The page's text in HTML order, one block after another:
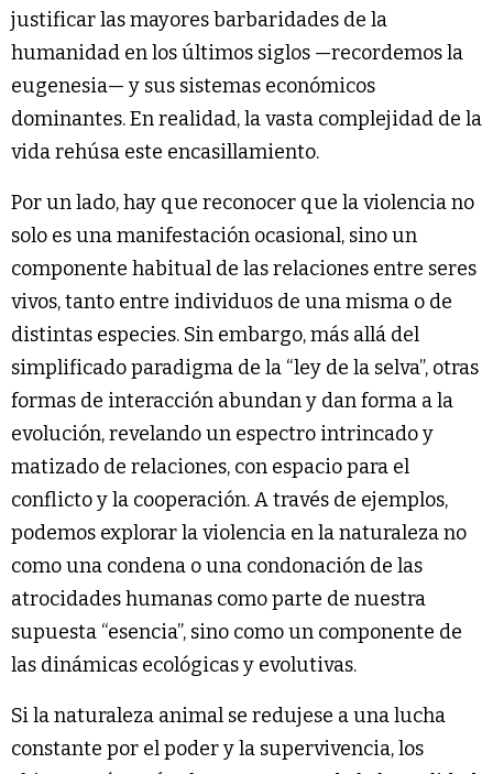
justificar las mayores barbaridades de la
humanidad en los últimos siglos —recordemos la
eugenesia— y sus sistemas económicos
dominantes. En realidad, la vasta complejidad de la
vida rehúsa este encasillamiento.
Por un lado, hay que reconocer que la violencia no
solo es una manifestación ocasional, sino un
componente habitual de las relaciones entre seres
vivos, tanto entre individuos de una misma o de
distintas especies. Sin embargo, más allá del
simplificado paradigma de la “ley de la selva”, otras
formas de interacción abundan y dan forma a la
evolución, revelando un espectro intrincado y
matizado de relaciones, con espacio para el
conflicto y la cooperación. A través de ejemplos,
podemos explorar la violencia en la naturaleza no
como una condena o una condonación de las
atrocidades humanas como parte de nuestra
supuesta “esencia”, sino como un componente de
las dinámicas ecológicas y evolutivas.
Si la naturaleza animal se redujese a una lucha
constante por el poder y la supervivencia, los